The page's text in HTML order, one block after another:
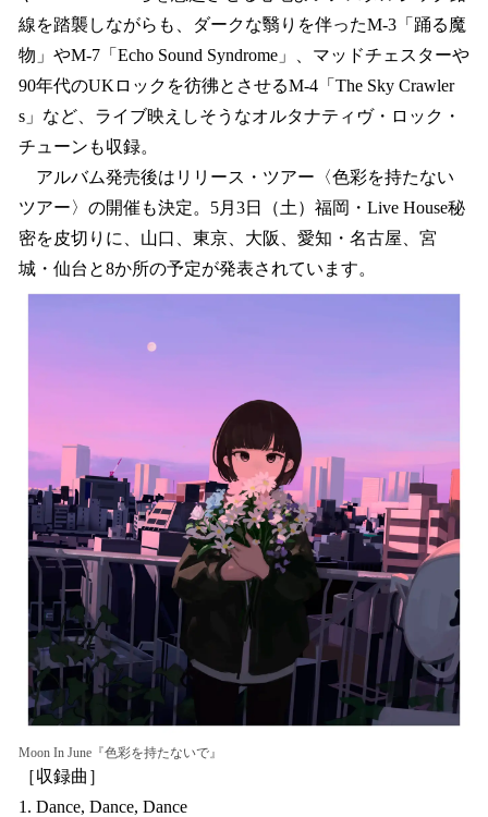
線を踏襲しながらも、ダークな翳りを伴ったM-3「踊る魔
物」やM-7「Echo Sound Syndrome」、マッドチェスターや
90年代のUKロックを彷彿とさせるM-4「The Sky Crawler
s」など、ライブ映えしそうなオルタナティヴ・ロック・
チューンも収録。
アルバム発売後はリリース・ツアー〈色彩を持たない
ツアー〉の開催も決定。5月3日（土）福岡・Live House秘
密を皮切りに、山口、東京、大阪、愛知・名古屋、宮
城・仙台と8か所の予定が発表されています。
Moon In June『色彩を持たないで』
［収録曲］
1. Dance, Dance, Dance